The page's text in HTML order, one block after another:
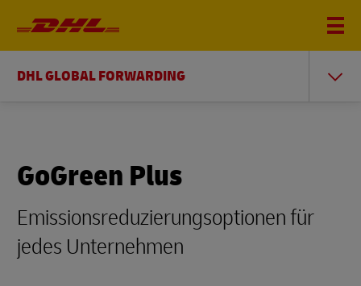
DHL GLOBAL FORWARDING
GoGreen Plus
Emissionsreduzierungsoptionen für
jedes Unternehmen